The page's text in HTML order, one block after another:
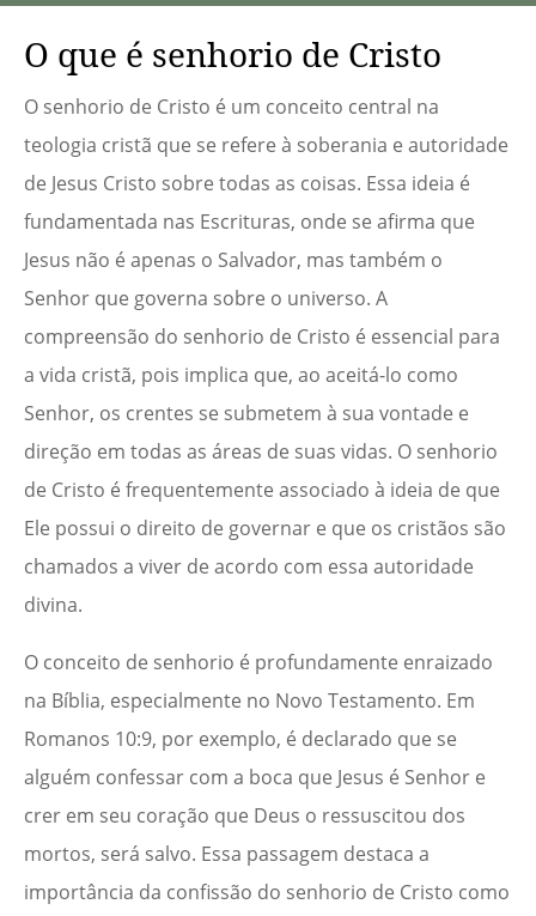
O que é senhorio de Cristo
O senhorio de Cristo é um conceito central na
teologia cristã que se refere à soberania e autoridade
de Jesus Cristo sobre todas as coisas. Essa ideia é
fundamentada nas Escrituras, onde se afirma que
Jesus não é apenas o Salvador, mas também o
Senhor que governa sobre o universo. A
compreensão do senhorio de Cristo é essencial para
a vida cristã, pois implica que, ao aceitá-lo como
Senhor, os crentes se submetem à sua vontade e
direção em todas as áreas de suas vidas. O senhorio
de Cristo é frequentemente associado à ideia de que
Ele possui o direito de governar e que os cristãos são
chamados a viver de acordo com essa autoridade
divina.
O conceito de senhorio é profundamente enraizado
na Bíblia, especialmente no Novo Testamento. Em
Romanos 10:9, por exemplo, é declarado que se
alguém confessar com a boca que Jesus é Senhor e
crer em seu coração que Deus o ressuscitou dos
mortos, será salvo. Essa passagem destaca a
importância da confissão do senhorio de Cristo como